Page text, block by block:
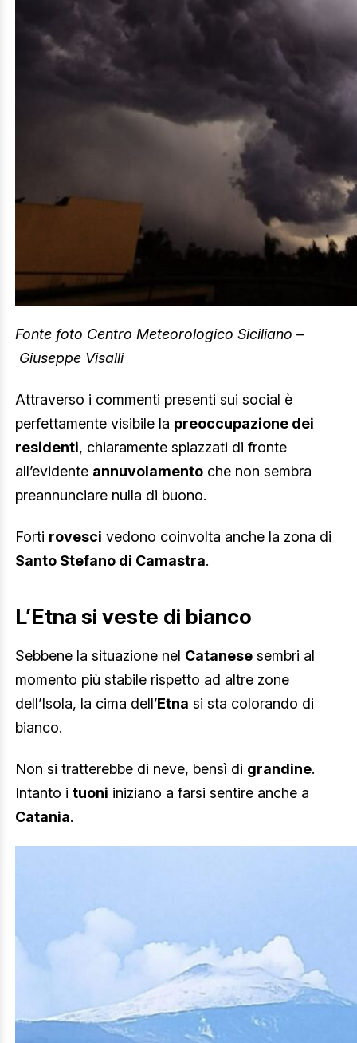
Fonte foto Centro Meteorologico Siciliano –
Giuseppe Visalli
Attraverso i commenti presenti sui social è
perfettamente visibile la preoccupazione dei
residenti, chiaramente spiazzati di fronte
all’evidente annuvolamento che non sembra
preannunciare nulla di buono.
Forti rovesci vedono coinvolta anche la zona di
Santo Stefano di Camastra.
L’Etna si veste di bianco
Sebbene la situazione nel Catanese sembri al
momento più stabile rispetto ad altre zone
dell’Isola, la cima dell’Etna si sta colorando di
bianco.
Non si tratterebbe di neve, bensì di grandine.
Intanto i tuoni iniziano a farsi sentire anche a
Catania.